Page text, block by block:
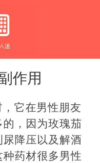
作用
窍
门
它在男性朋友
，因为玫瑰茄
降压以及解酒
药材很多男性